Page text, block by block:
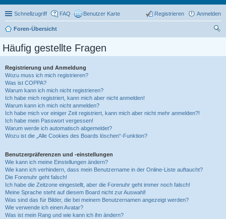
Schnellzugriff FAQ Benutzer Karte Anmelden
Registrieren
Foren-Übersicht
Häufig gestellte Fragen
Registrierung und Anmeldung
Wozu muss ich mich registrieren?
Was ist COPPA?
Warum kann ich mich nicht registrieren?
Ich habe mich registriert, kann mich aber nicht anmelden!
Warum kann ich mich nicht anmelden?
Ich habe mich vor einiger Zeit registriert, kann mich aber nicht mehr anmelden?!
Ich habe mein Passwort vergessen!
Warum werde ich automatisch abgemeldet?
Wozu ist die „Alle Cookies des Boards löschen“-Funktion?
Benutzerpräferenzen und -einstellungen
Wie kann ich meine Einstellungen ändern?
Wie kann ich verhindern, dass mein Benutzername in der Online-Liste auftaucht?
Die Forenuhr geht falsch!
Ich habe die Zeitzone eingestellt, aber die Forenuhr geht immer noch falsch!
Meine Sprache steht auf diesem Board nicht zur Auswahl!
Was sind das für Bilder, die bei meinem Benutzernamen angezeigt werden?
Wie verwende ich einen Avatar?
Was ist mein Rang und wie kann ich ihn ändern?